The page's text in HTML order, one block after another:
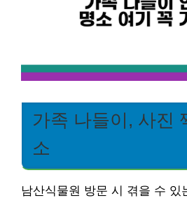
가족 나들이, 사진
소
남산식물원 방문 시 겪을 수 있